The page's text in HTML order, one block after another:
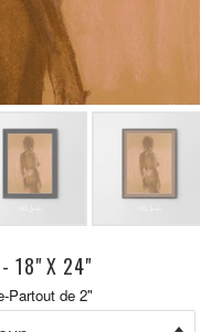
- 18" X 24"
Partout de 2"